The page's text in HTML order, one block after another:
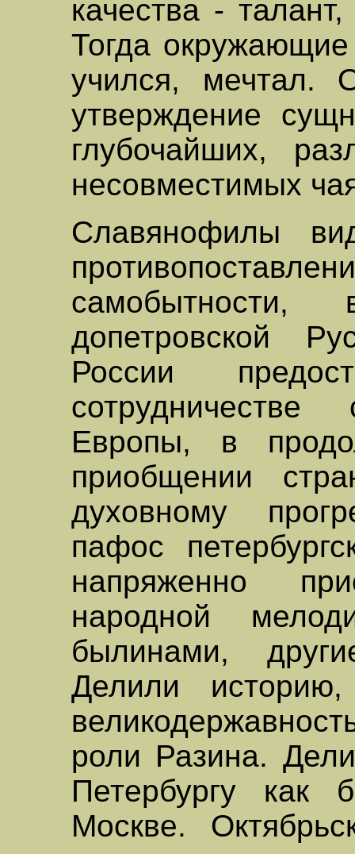
качества -
Тогда
учился, мечтал.
утверждение
глубочайших,
несовместимых
Славянофилы
допетровской
России
Европы, в
приобщении
духовному
пафос
напряженно
народной
былинами,
Делили
роли Разина.
Петербургу как
Москве.